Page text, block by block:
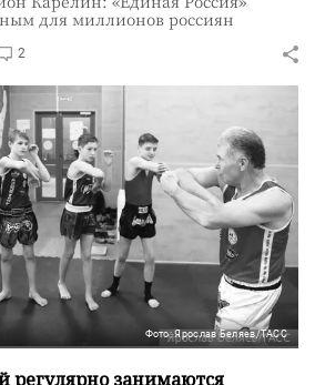
для миллионов россиян
2
Фото: Ярослав Беляев/ТАСС
занимаются